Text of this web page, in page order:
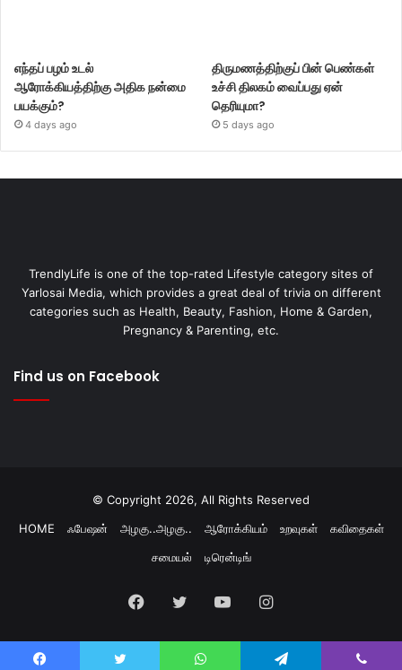
எந்தப் பழம் உடல்
ஆரோக்கியத்திற்கு அதிக நன்மை
பயக்கும்?
4 days ago
திருமணத்திற்குப் பின் பெண்கள்
உச்சி திலகம் வைப்பது ஏன்
தெரியுமா?
5 days ago
TrendlyLife is one of the top-rated Lifestyle category sites of
Yarlosai Media, which provides a great deal of trivia on different
categories such as Health, Beauty, Fashion, Home & Garden,
Pregnancy & Parenting, etc.
Find us on Facebook
© Copyright 2026, All Rights Reserved
HOME
ஃபேஷன் அழகு..அழகு.. ஆரோக்கியம் உறவுகள்
கவிதைகள்
சமையல்
டிரென்டிங்
Facebook
TwitterYouTubeInstagram